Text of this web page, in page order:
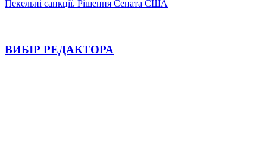
Пекельні санкції. Рішення Сената США
ВИБІР РЕДАКТОРА